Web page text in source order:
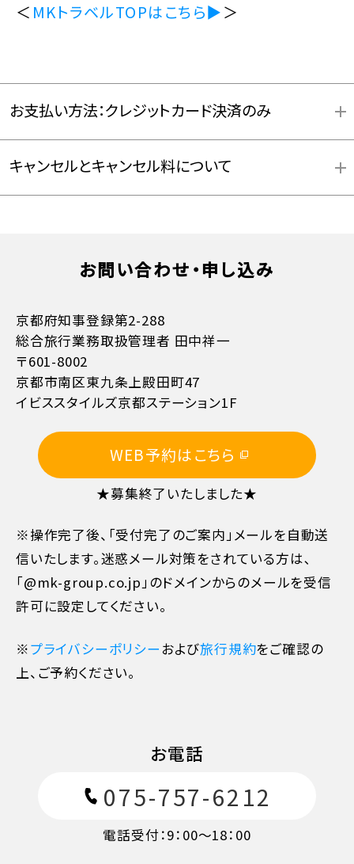
＜ MKトラベルTOPはこちら▶＞
お支払い方法：クレジットカード決済のみ
キャンセルとキャンセル料について
お問い合わせ・申し込み
京都府知事登録第2-288
総合旅行業務取扱管理者 田中祥一
〒601-8002
京都市南区東九条上殿田町47
イビススタイルズ京都ステーション1F
WEB予約はこちら
★募集終了いたしました★
※操作完了後、「受付完了のご案内」メールを自動送
信いたします。迷惑メール対策をされている方は､
「@mk-group.co.jp」のドメインからのメールを受信
許可に設定してください。
※プライバシーポリシーおよび旅行規約をご確認の
上、ご予約ください。
お電話
075-757-6212
電話受付：9：00～18：00